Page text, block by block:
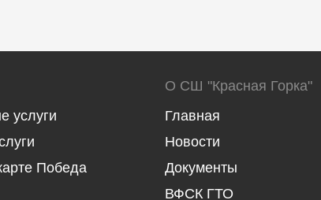
услуги
Победа
О СШ "Красная Горка"
Главная
Новости
Документы
ВФСК ГТО